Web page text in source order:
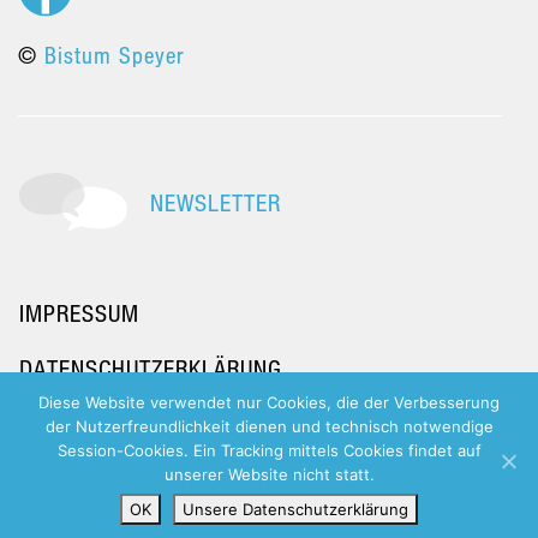
© Bistum Speyer
NEWSLETTER
IMPRESSUM
DATENSCHUTZERKLÄRUNG
Diese Website verwendet nur Cookies, die der Verbesserung
der Nutzerfreundlichkeit dienen und technisch notwendige
Session-Cookies. Ein Tracking mittels Cookies findet auf
unserer Website nicht statt.
OK
Unsere Datenschutzerklärung